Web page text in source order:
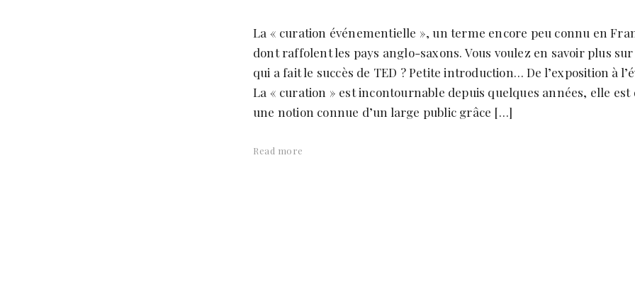
La « curation événementielle », un terme encore peu connu en
dont raffolent les pays anglo-saxons. Vous voulez en savoir plus
qui a fait le succès de TED ? Petite introduction… De l’exposition à
La « curation » est incontournable depuis quelques années, elle est
une notion connue d’un large public grâce […]
Read more